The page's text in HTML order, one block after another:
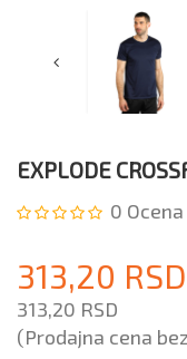
EXPLODE
0 Ocena
313,20 RSD
313,20 RSD
(Prodajna cena